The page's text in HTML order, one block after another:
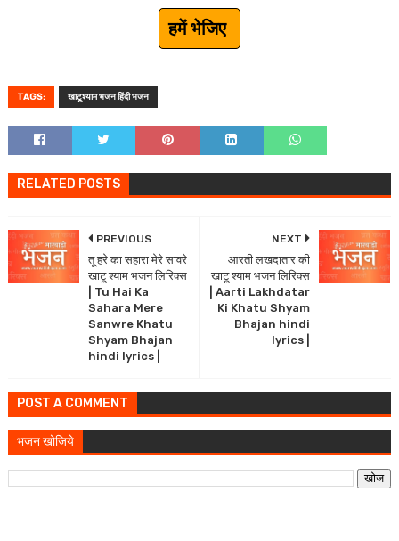
हमें भेजिए
TAGS: खाटूश्याम भजन हिंदी भजन
RELATED POSTS
NEXT
आरती लखदातार की
खाटू श्याम भजन लिरिक्स
| Aarti Lakhdatar
Ki Khatu Shyam
Bhajan hindi
lyrics |
PREVIOUS
तू हरे का सहारा मेरे सावरे
खाटू श्याम भजन लिरिक्स
| Tu Hai Ka
Sahara Mere
Sanwre Khatu
Shyam Bhajan
hindi lyrics |
POST A COMMENT
भजन खोजिये